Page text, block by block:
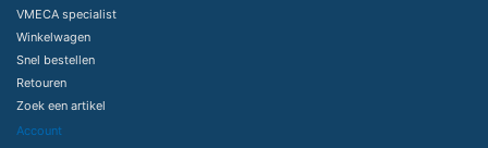
VMECA specialist
Winkelwagen
Snel bestellen
Retouren
Zoek een artikel
Account